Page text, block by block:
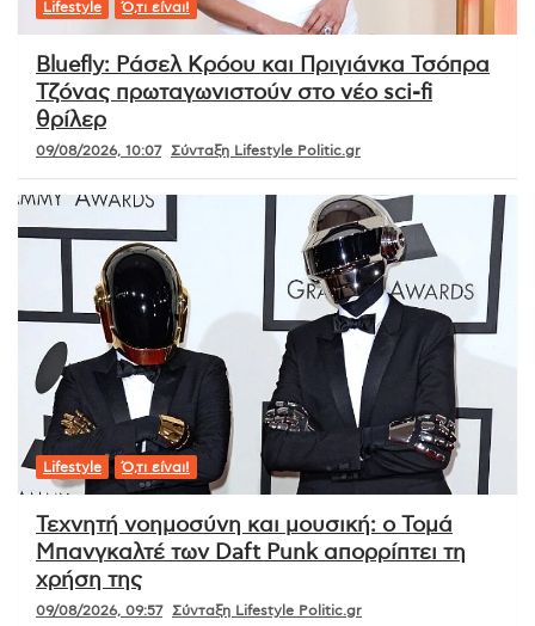
Lifestyle Ό,τι είναι!
Bluefly: Ράσελ Κρόου και Πριγιάνκα Τσόπρα
Τζόνας πρωταγωνιστούν στο νέο sci-fi
θρίλερ
09/08/2026, 10:07 Σύνταξη Lifestyle Politic.gr
Lifestyle Ό,τι είναι!
Τεχνητή νοημοσύνη και μουσική: ο Τομά
Μπανγκαλτέ των Daft Punk απορρίπτει τη
χρήση της
09/08/2026, 09:57 Σύνταξη Lifestyle Politic.gr